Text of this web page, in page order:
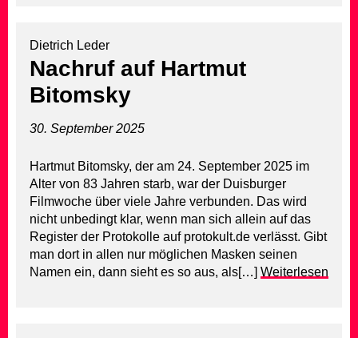
Dietrich Leder
Nachruf auf Hartmut
Bitomsky
30. September 2025
Hartmut Bitomsky, der am 24. September 2025 im
Alter von 83 Jahren starb, war der Duisburger
Filmwoche über viele Jahre verbunden. Das wird
nicht unbedingt klar, wenn man sich allein auf das
Register der Protokolle auf protokult.de verlässt. Gibt
man dort in allen nur möglichen Masken seinen
Namen ein, dann sieht es so aus, als[…] Weiterlesen